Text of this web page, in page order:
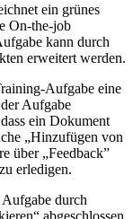
ein grünes
On-the-job
kann durch
erweitert werden.
Aufgabe eine
Aufgabe
ein Dokument
„Hinzufügen von
über „Feedback”
erledigen.
durch
abgeschlossen